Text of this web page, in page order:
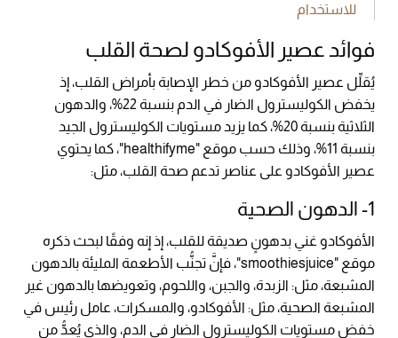
للاستخدام
فوائد عصير الأفوكادو لصحة القلب
يُقلِّل عصير الأفوكادو من خطر الإصابة بأمراض القلب، إذ
يخفض الكوليسترول الضار في الدم بنسبة 22%، والدهون
الثلاثية بنسبة 20%، كما يزيد مستويات الكوليسترول الجيد
بنسبة 11%، وذلك حسب موقع "healthifyme"، كما يحتوي
عصير الأفوكادو على عناصر تدعم صحة القلب، مثل:
1- الدهون الصحية
الأفوكادو غني بدهونٍ صديقة للقلب، إذ إنه وفقًا لبحث ذكره
موقع "smoothiesjuice"، فإنَّ تجنُّب الأطعمة المليئة بالدهون
المشبعة، مثل: الزبدة، والجبن، واللحوم، وتعويضها بالدهون غير
المشبعة الصحية، مثل: الأفوكادو، والمسكرات، عامل رئيس في
خفض مستويات الكوليسترول الضار في الدم، والذي يُعدُّ من